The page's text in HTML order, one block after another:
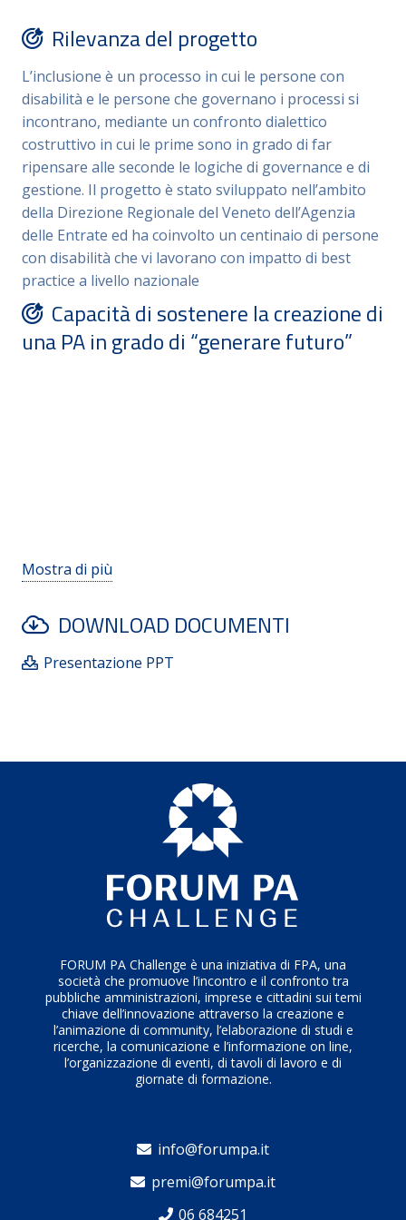
Rilevanza del progetto
L’inclusione è un processo in cui le persone con
disabilità e le persone che governano i processi si
incontrano, mediante un confronto dialettico
costruttivo in cui le prime sono in grado di far
ripensare alle seconde le logiche di governance e di
gestione. Il progetto è stato sviluppato nell’ambito
della Direzione Regionale del Veneto dell’Agenzia
delle Entrate ed ha coinvolto un centinaio di persone
con disabilità che vi lavorano con impatto di best
practice a livello nazionale
Capacità di sostenere la creazione di
una PA in grado di “generare futuro”
Mostra di più
DOWNLOAD DOCUMENTI
Presentazione PPT
FORUM PA Challenge è una iniziativa di FPA, una
società che promuove l’incontro e il confronto tra
pubbliche amministrazioni, imprese e cittadini sui temi
chiave dell’innovazione attraverso la creazione e
l’animazione di community, l’elaborazione di studi e
ricerche, la comunicazione e l’informazione on line,
l’organizzazione di eventi, di tavoli di lavoro e di
giornate di formazione.
info@forumpa.it
premi@forumpa.it
06 684251